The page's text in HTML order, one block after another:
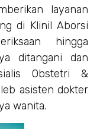
layanan
di Klinil Aborsi
hingga
ditangani dan
Obstetri &
asisten dokter
wanita.